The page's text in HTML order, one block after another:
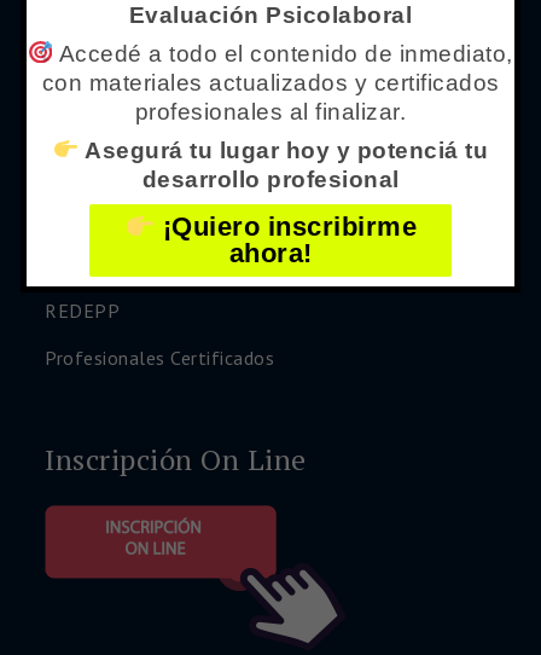
Formaciones Vía Zoom
Formación Presencial
Grupos de Supervisión
RED INTERNACIONAL
Centro IPPC TREC
REDEPP
Profesionales Certificados
Inscripción On Line
Evaluación Psicolaboral
Accedé a todo el contenido de inmediato,
con materiales actualizados y certificados
profesionales al finalizar.
Asegurá tu lugar hoy y potenciá tu
desarrollo profesional
¡Quiero inscribirme
ahora!